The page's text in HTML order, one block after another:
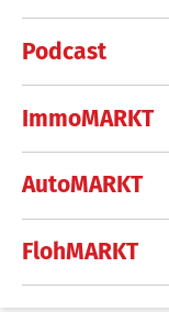
Podcast
ImmoMARKT
AutoMARKT
FlohMARKT